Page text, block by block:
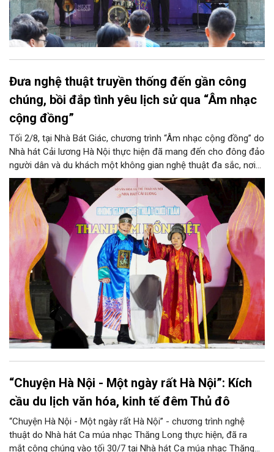
Đưa nghệ thuật truyền thống đến gần công
chúng, bồi đắp tình yêu lịch sử qua “Âm nhạc
cộng đồng”
Tối 2/8, tại Nhà Bát Giác, chương trình “Âm nhạc cộng đồng” do
Nhà hát Cải lương Hà Nội thực hiện đã mang đến cho đông đảo
người dân và du khách một không gian nghệ thuật đa sắc, nơi
những làn điệu cải lương, ca cổ, tân cổ và các tiết mục múa
hòa quyện trong không gian của phố đi bộ hồ Hoàn Kiếm. Đặc
biệt, chương trình có sự giao lưu của các nghệ sĩ đến từ
phương Nam, góp phần tạo nên cuộc gặp gỡ nghệ thuật giàu
cảm xúc.
“Chuyện Hà Nội - Một ngày rất Hà Nội”: Kích
cầu du lịch văn hóa, kinh tế đêm Thủ đô
“Chuyện Hà Nội - Một ngày rất Hà Nội” - chương trình nghệ
thuật do Nhà hát Ca múa nhạc Thăng Long thực hiện, đã ra
mắt công chúng vào tối 30/7 tại Nhà hát Ca múa nhạc Thăng